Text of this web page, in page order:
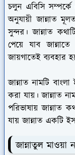
চলুন এবিসি
অনুযায়ী জান্নাত
সুন্দর। জান্নাত
পেয়ে যাব
জায়গাতেই ব্যবহার
জান্নাত নামটি
করা যায়। জান্নাত
পরিভাষায় জান্নাত
যায় জান্নাত একটি
জান্নাতুল মাওয়া